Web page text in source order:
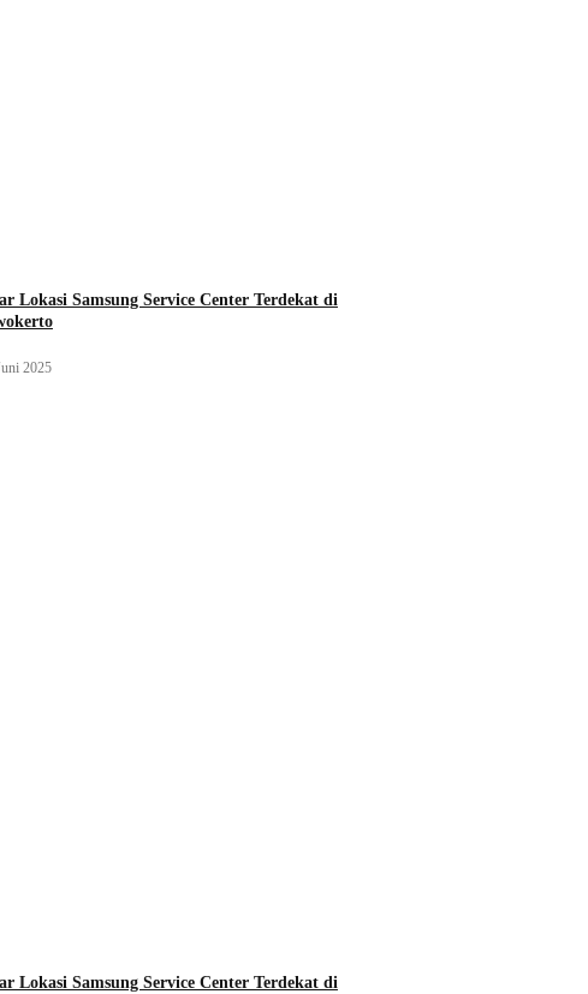
Lokasi Samsung Service Center Terdekat di
2025
Lokasi Samsung Service Center Terdekat di